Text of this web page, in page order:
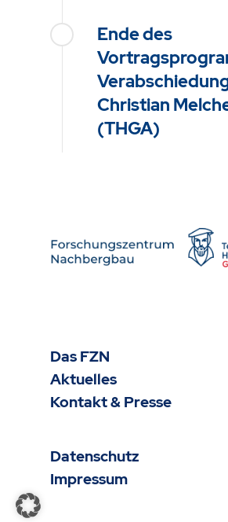
Ende des
Christian
(THGA)
Das FZN
Aktuelles
Kontakt & Presse
Datenschutz
Impressum